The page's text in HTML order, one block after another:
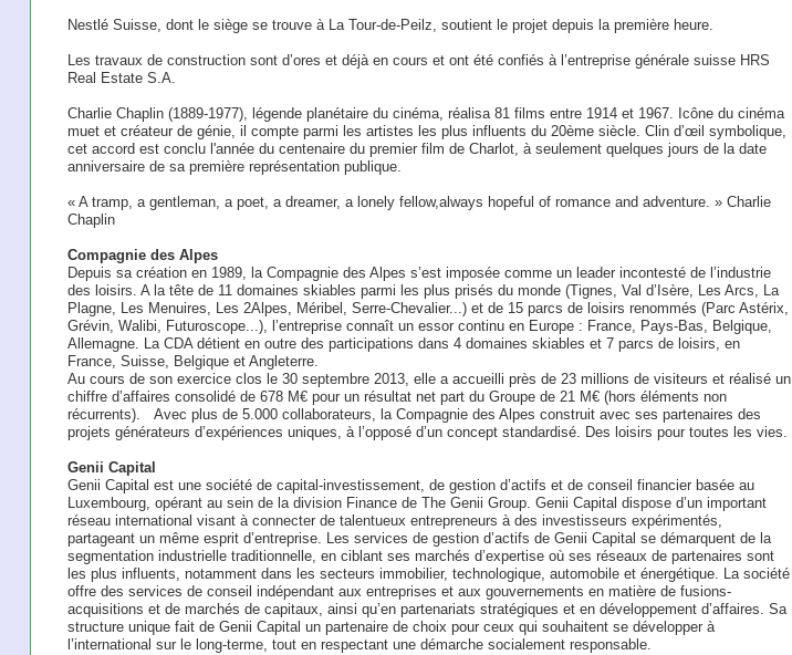
Nestlé Suisse, dont le siège se trouve à La Tour-de-Peilz, soutient le projet depuis la première heure.
Les travaux de construction sont d’ores et déjà en cours et ont été confiés à l’entreprise générale suisse HRS
Real Estate S.A.
Charlie Chaplin (1889-1977), légende planétaire du cinéma, réalisa 81 films entre 1914 et 1967. Icône du cinéma
muet et créateur de génie, il compte parmi les artistes les plus influents du 20ème siècle. Clin d’œil symbolique,
cet accord est conclu l'année du centenaire du premier film de Charlot, à seulement quelques jours de la date
anniversaire de sa première représentation publique.
« A tramp, a gentleman, a poet, a dreamer, a lonely fellow,always hopeful of romance and adventure. » Charlie
Chaplin
Compagnie des Alpes
Depuis sa création en 1989, la Compagnie des Alpes s’est imposée comme un leader incontesté de l’industrie
des loisirs. A la tête de 11 domaines skiables parmi les plus prisés du monde (Tignes, Val d’Isère, Les Arcs, La
Plagne, Les Menuires, Les 2Alpes, Méribel, Serre-Chevalier...) et de 15 parcs de loisirs renommés (Parc Astérix,
Grévin, Walibi, Futuroscope...), l’entreprise connaît un essor continu en Europe : France, Pays-Bas, Belgique,
Allemagne. La CDA détient en outre des participations dans 4 domaines skiables et 7 parcs de loisirs, en
France, Suisse, Belgique et Angleterre.
Au cours de son exercice clos le 30 septembre 2013, elle a accueilli près de 23 millions de visiteurs et réalisé un
chiffre d’affaires consolidé de 678 M€ pour un résultat net part du Groupe de 21 M€ (hors éléments non
récurrents). Avec plus de 5.000 collaborateurs, la Compagnie des Alpes construit avec ses partenaires des
projets générateurs d’expériences uniques, à l’opposé d’un concept standardisé. Des loisirs pour toutes les vies.
Genii Capital
Genii Capital est une société de capital-investissement, de gestion d’actifs et de conseil financier basée au
Luxembourg, opérant au sein de la division Finance de The Genii Group. Genii Capital dispose d’un important
réseau international visant à connecter de talentueux entrepreneurs à des investisseurs expérimentés,
partageant un même esprit d’entreprise. Les services de gestion d’actifs de Genii Capital se démarquent de la
segmentation industrielle traditionnelle, en ciblant ses marchés d’expertise où ses réseaux de partenaires sont
les plus influents, notamment dans les secteurs immobilier, technologique, automobile et énergétique. La société
offre des services de conseil indépendant aux entreprises et aux gouvernements en matière de fusions-
acquisitions et de marchés de capitaux, ainsi qu’en partenariats stratégiques et en développement d’affaires. Sa
structure unique fait de Genii Capital un partenaire de choix pour ceux qui souhaitent se développer à
l’international sur le long-terme, tout en respectant une démarche socialement responsable.